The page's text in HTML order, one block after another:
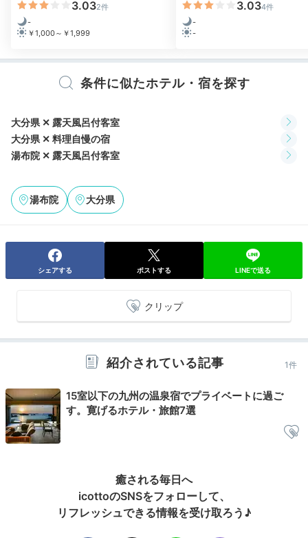
杏／半露天風呂
ぐっすり眠った翌日は、朝日を浴びながら温泉浴。
んどの客室に2種類の湯船があり
ったりとしたスペースがあり、身支度する際も快適で
す。
Breakfast
洋朝食を堪能
3.032件
-
￥1,000～￥1,999
3.034件
-
-
条件に似たホテル・宿を探す
大分県 ✕ 露天風呂付客室
大分県 ✕ 料理自慢の宿
湯布院 ✕ 露天風呂付客室
湯布院 大分県
シェアする ポストする LINEで送る
クリップ
紹介されている記事 1件
15室以下の九州の温泉宿でプライベートに過ご
す。寛げるホテル・旅館7選
癒される毎日へ
icottoのSNSをフォローして、
リフレッシュできる情報を受け取ろう♪